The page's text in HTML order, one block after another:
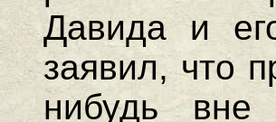
Давида и
заявил, что
нибудь